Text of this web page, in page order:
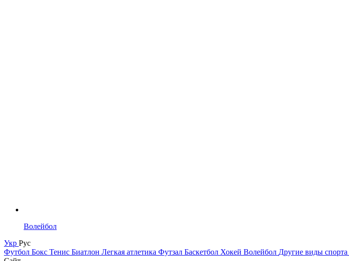
Волейбол
Укр Рус
Футбол Бокс Тенис Биатлон Легкая атлетика Футзал Баскетбол Хокей Волейбол Другие виды спорта